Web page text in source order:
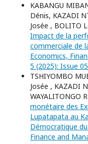
KABANGU
Dénis, KAZADI
Josée , BOLITO
Impact de la
commerciale de
Economics,
5 (2025): Issue
TSHIYOMBO
Josée , KAZADI
WAYALITONGO
monétaire des
Lupatapata au
Démocratique
Finance and